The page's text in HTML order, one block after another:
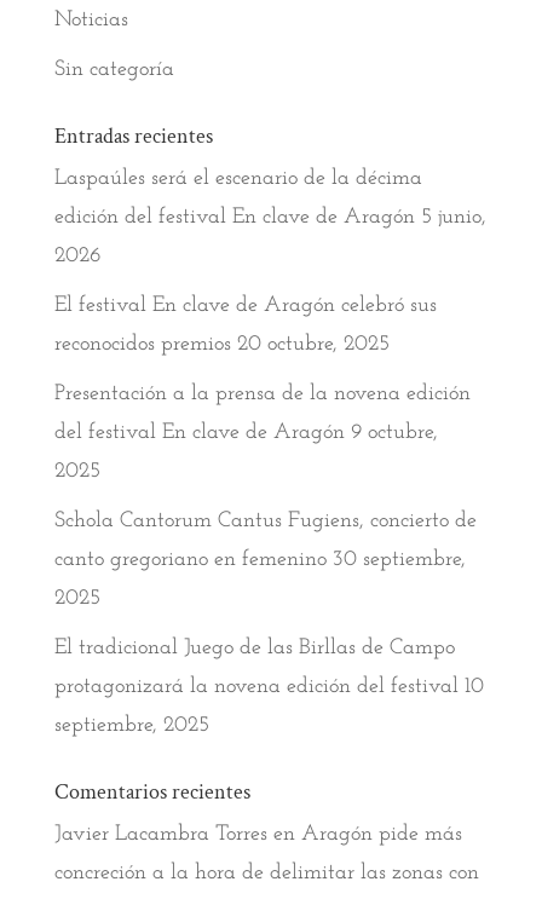
Noticias
Sin categoría
Entradas recientes
Laspaúles será el escenario de la décima
edición del festival En clave de Aragón 5 junio,
2026
El festival En clave de Aragón celebró sus
reconocidos premios 20 octubre, 2025
Presentación a la prensa de la novena edición
del festival En clave de Aragón 9 octubre,
2025
Schola Cantorum Cantus Fugiens, concierto de
canto gregoriano en femenino 30 septiembre,
2025
El tradicional Juego de las Birllas de Campo
protagonizará la novena edición del festival 10
septiembre, 2025
Comentarios recientes
Javier Lacambra Torresen Aragón pide más
concreción a la hora de delimitar las zonas con